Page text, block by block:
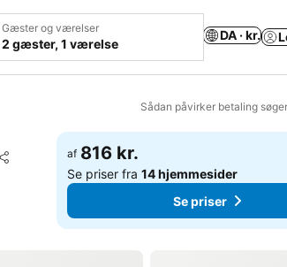
Gæster og værelser
2 gæster, 1 værelse
DA · kr.
Sådan påvirker betaling
Del
Føj til favoritter
af 816 kr.
Se priser fra14 hjemmesider
Se priser